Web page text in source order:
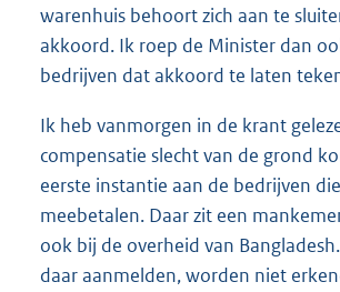
warenhuis behoort zich aan te
akkoord. Ik roep de Minister dan
bedrijven dat akkoord te laten
Ik heb vanmorgen in de krant
compensatie slecht van de grond
eerste instantie aan de bedrijven
meebetalen. Daar zit een
ook bij de overheid van
daar aanmelden, worden niet